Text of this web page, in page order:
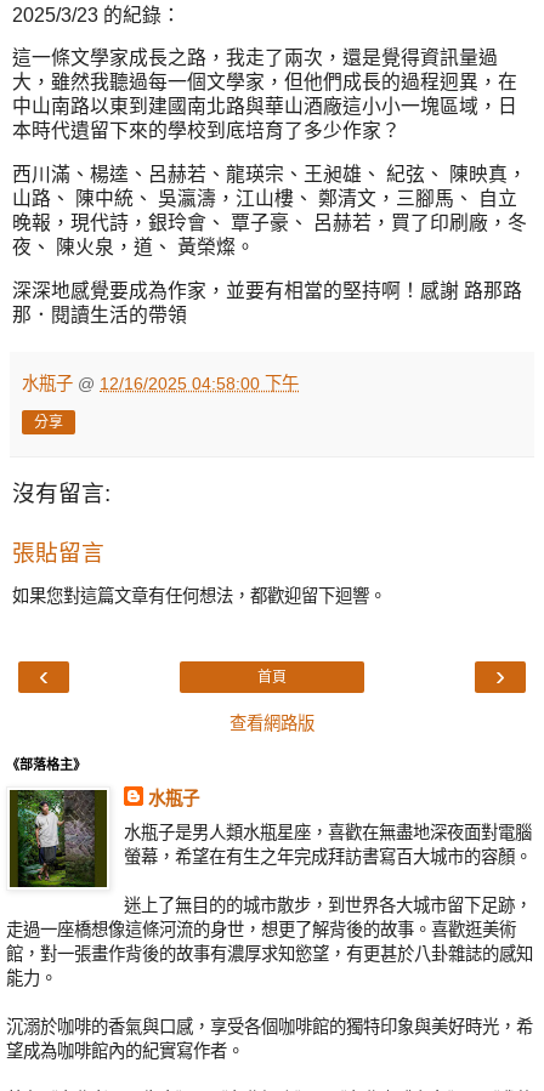
2025/3/23 的紀錄：
這一條文學家成長之路，我走了兩次，還是覺得資訊量過
大，雖然我聽過每一個文學家，但他們成長的過程迥異，在
中山南路以東到建國南北路與華山酒廠這小小一塊區域，日
本時代遺留下來的學校到底培育了多少作家？
西川滿、楊逵、呂赫若、龍瑛宗、王昶雄、 紀弦、 陳映真，
山路、 陳中統、 吳瀛濤，江山樓、 鄭清文，三腳馬、 自立
晚報，現代詩，銀玲會、 覃子豪、 呂赫若，買了印刷廠，冬
夜、 陳火泉，道、 黃榮燦。
深深地感覺要成為作家，並要有相當的堅持啊！感謝 路那路
那．閱讀生活的帶領
水瓶子 @ 12/16/2025 04:58:00 下午
分享
沒有留言:
張貼留言
如果您對這篇文章有任何想法，都歡迎留下迴響。
‹ ›
首頁
查看網路版
《部落格主》
水瓶子
水瓶子是男人類水瓶星座，喜歡在無盡地深夜面對電腦
螢幕，希望在有生之年完成拜訪書寫百大城市的容顏。
迷上了無目的的城市散步，到世界各大城市留下足跡，
走過一座橋想像這條河流的身世，想更了解背後的故事。喜歡逛美術
館，對一張畫作背後的故事有濃厚求知慾望，有更甚於八卦雜誌的感知
能力。
沉溺於咖啡的香氣與口感，享受各個咖啡館的獨特印象與美好時光，希
望成為咖啡館內的紀實寫作者。